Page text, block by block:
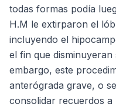
todas formas podía
H.M le extirparon el
incluyendo el
el fin que disminuyeran
embargo, este
anterógrada grave, o
consolidar recuerdos a